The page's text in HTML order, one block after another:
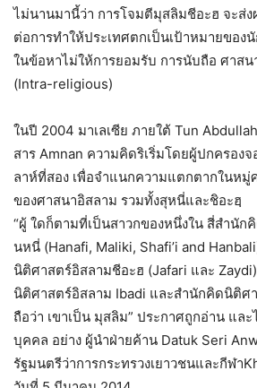
ไม่นานมานี้ว่า การโจมตีมุสลิมชีอะฮ จะส่ง
ต่อการทำให้ประเทศตกเป็นเป้าหมายของ
ในข้อหาไม่ให้การยอมรับ การนับถือ ศาส
(Intra-religious)
ในปี 2004 มาเลเซีย ภายใต้ Tun
สาร Amnan ความคิดริเริ่มโดยผู้ปกครอง
ลาห์ที่สอง เพื่อจำแนกความแตกตากในหมู่
ของศาสนาอิสลาม รวมทั้งสุหนี่และชิอะฮฺ
“ผู้ ใดก็ตามที่เป็นสาวกของหนึ่งใน สี่สำนั
นหนี่ (Hanafi, Maliki, Shafi’i and
นิติศาสตร์อิสลามชีอะฮ (Jafari และ
นิติศาสตร์อิสลาม Ibadi และสำนักคิดนิติศ
ถือว่า เขาเป็น มุสลิม” ประกาศถูกอ่าน แล
บุคคล อย่าง ผู้นำฝ่ายค้าน Datuk Seri
รัฐมนตรีว่าการกระทรวงเยาวชนและกีฬา